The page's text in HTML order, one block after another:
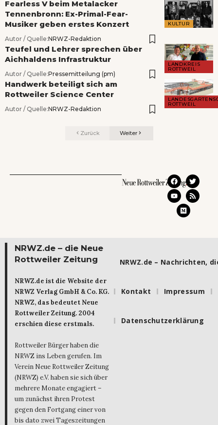
KULTUR
Fearless V beim Metalacker
Tennenbronn: Ex-Primal-Fear-
Musiker geben erstes Konzert
Autor / Quelle:NRWZ-Redaktion
LANDKREIS
ROTTWEIL
Teufel und Lehrer sprechen über
Aichhaldens Infrastruktur
Autor / Quelle:Pressemitteilung (pm)
ROTTWEIL
Handwerk beteiligt sich am
Rottweiler Science Center
Autor / Quelle:NRWZ-Redaktion
Zurück Weiter
NRWZ.de – die Neue
Rottweiler Zeitung
NRWZ.de ist die Website der
NRWZ Verlag GmbH & Co. KG.
NRWZ, das bedeutet Neue
Rottweiler Zeitung. 2004
erschien diese erstmals.
Rottweiler Bürger haben die
NRWZ ins Leben gerufen. Im
Verein Neue Rottweiler Zeitung
(NRWZ) e.V. haben sie sich über
mehrere Monate engagiert –
um zunächst ihren Protest
gegen den Fortgang einer von
bis dato zwei Tageszeitungen
NRWZ.de – Nachrichten,
Kontakt Impressum
Datenschutzerklärung